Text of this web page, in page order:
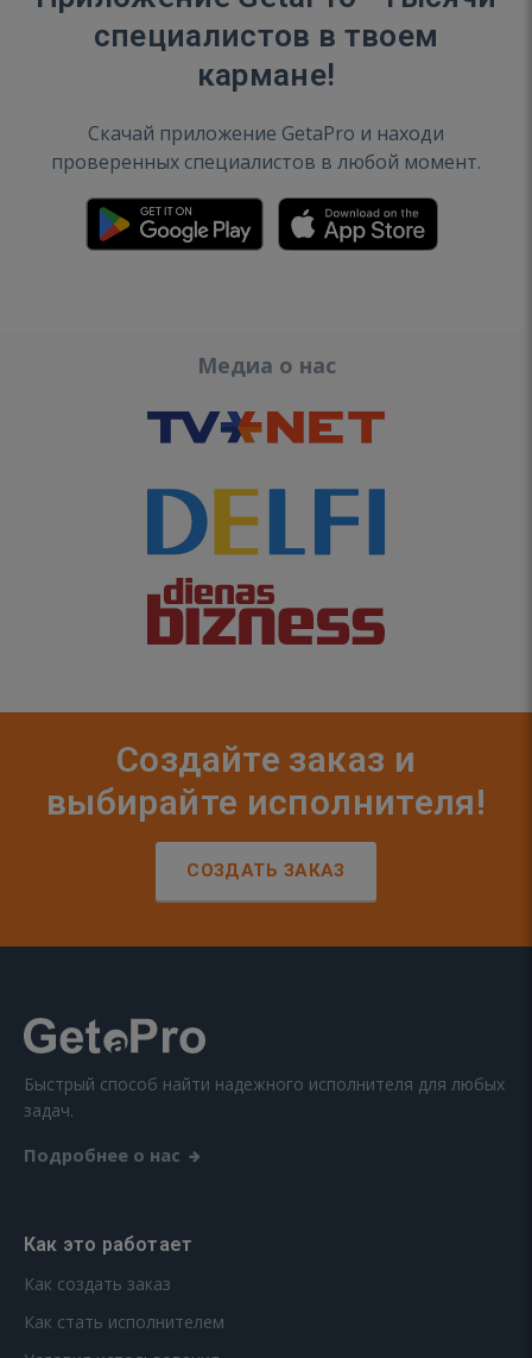
специалистов в твоем
кармане!
Скачай приложение GetaPro и находи
проверенных специалистов в любой момент.
Медиа о нас
Создайте заказ и
выбирайте исполнителя!
СОЗДАТЬ ЗАКАЗ
Быстрый способ найти надежного исполнителя для любых
задач.
Подробнее о нас
Как это работает
Как создать заказ
Как стать исполнителем